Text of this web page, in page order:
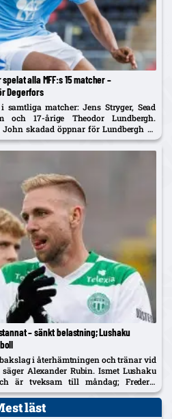
alla MFF:s 15 matcher –
Degerfors
matcher: Jens Stryger, Sead
och 17-årige Theodor Lundbergh.
skadad öppnar för Lundbergh vs
– sänkt belastning; Lushaku
i återhämtningen och tränar vid
Alexander Rubin. Ismet Lushaku
är tveksam till måndag; Frederic
bollpass.
läst